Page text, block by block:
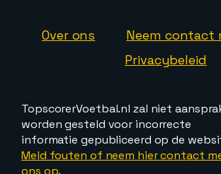
Over ons
Neem contact
Privacybeleid
TopscorerVoetbal.nl zal niet
worden gesteld voor incorrecte
informatie gepubliceerd op de
Meld fouten of neem hier contact
ons op.